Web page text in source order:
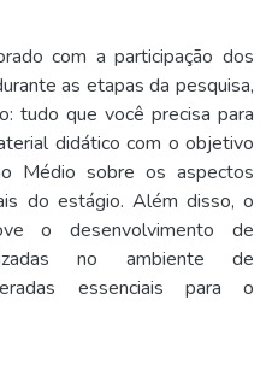
com a participação dos
as etapas da pesquisa,
tudo que você precisa para
didático com o objetivo
Médio sobre os aspectos
do estágio. Além disso, o
o desenvolvimento de
no ambiente de
essenciais para o